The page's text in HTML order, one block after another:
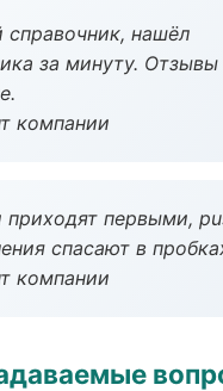
справочник, нашёл
за минуту. Отзывы
компании
приходят первыми,
спасают в
компании